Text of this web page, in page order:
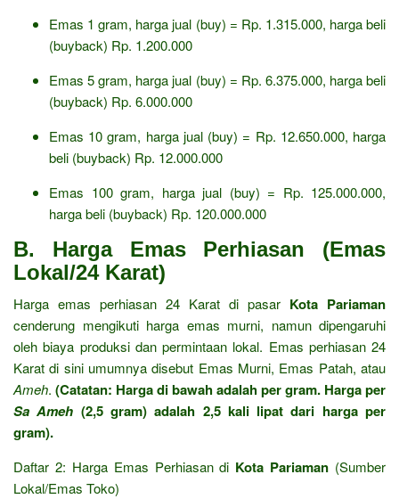
Emas 1 gram, harga jual (buy) = Rp. 1.315.000, harga beli
(buyback) Rp. 1.200.000
Emas 5 gram, harga jual (buy) = Rp. 6.375.000, harga beli
(buyback) Rp. 6.000.000
Emas 10 gram, harga jual (buy) = Rp. 12.650.000, harga
beli (buyback) Rp. 12.000.000
Emas 100 gram, harga jual (buy) = Rp. 125.000.000,
harga beli (buyback) Rp. 120.000.000
B. Harga Emas Perhiasan (Emas
Lokal/24 Karat)
Harga emas perhiasan 24 Karat di pasar Kota Pariaman
cenderung mengikuti harga emas murni, namun dipengaruhi
oleh biaya produksi dan permintaan lokal. Emas perhiasan 24
Karat di sini umumnya disebut Emas Murni, Emas Patah, atau
Ameh. (Catatan: Harga di bawah adalah per gram. Harga per
Sa Ameh (2,5 gram) adalah 2,5 kali lipat dari harga per
gram).
Daftar 2: Harga Emas Perhiasan di Kota Pariaman (Sumber
Lokal/Emas Toko)